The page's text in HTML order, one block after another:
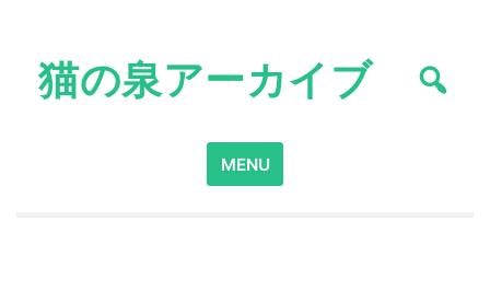
content猫の泉アーカイブ
Search
for:
MENU